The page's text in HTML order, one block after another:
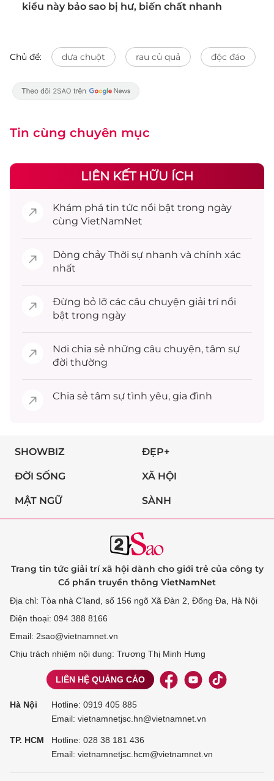
kiểu này bảo sao bị hư, biến chất nhanh
Chủ đề: dưa chuột rau củ quả độc đáo
Tin cùng chuyên mục
LIÊN KẾT HỮU ÍCH
Khám phá tin tức nổi bật trong ngày
cùng VietNamNet
Dòng chảy Thời sự nhanh và chính xác
nhất
Đừng bỏ lỡ các câu chuyện giải trínổi
bật trong ngày
Nơi chia sẻ những câu chuyện, tâm sự
đời thường
Chia sẻ tâm sự tình yêu, gia đình
SHOWBIZ ĐẸP+
ĐỜI SỐNG XÃ HỘI
MẬT NGỮ SÀNH
Trang tin tức giải trí xã hội dành cho giới trẻ của công ty
Cổ phần truyền thông VietNamNet
Địa chỉ: Tòa nhà C’land, số 156 ngõ Xã Đàn 2, Đống Đa, Hà Nội
Điện thoại: 094 388 8166
Email: 2sao@vietnamnet.vn
Chịu trách nhiệm nội dung: Trương Thị Minh Hưng
LIÊN HỆ QUẢNG CÁO
Hà Nội Hotline: 0919 405 885
Email: vietnamnetjsc.hn@vietnamnet.vn
TP. HCM Hotline: 028 38 181 436
Email: vietnamnetjsc.hcm@vietnamnet.vn